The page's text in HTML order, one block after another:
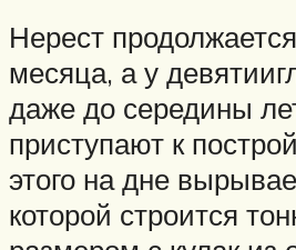
Нерест
месяца, а у
даже до середины
приступают к
этого на дне
которой строится